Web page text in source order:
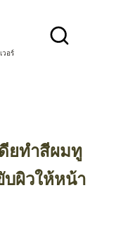
อร์
ยทำสีผมทู
ผิวให้หน้า